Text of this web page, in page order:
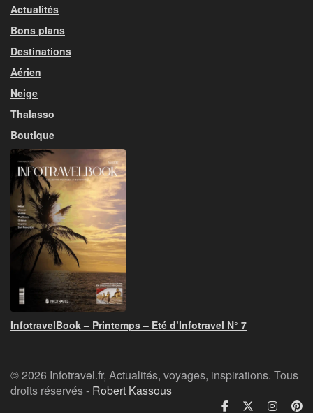
Actualités
Bons plans
Destinations
Aérien
Neige
Thalasso
Boutique
InfotravelBook – Printemps – Eté d’Infotravel N° 7
© 2026 Infotravel.fr, Actualités, voyages, inspirations. Tous
droits réservés - Robert Kassous